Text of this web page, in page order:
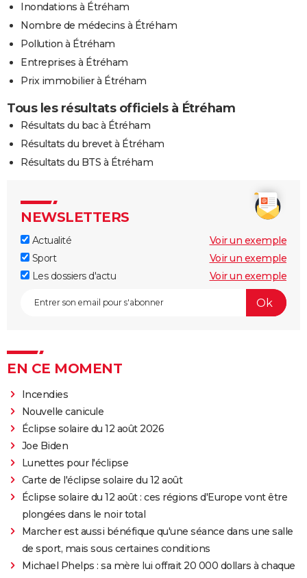
Inondations à Étréham
Nombre de médecins à Étréham
Pollution à Étréham
Entreprises à Étréham
Prix immobilier à Étréham
Tous les résultats officiels à Étréham
Résultats du bac à Étréham
Résultats du brevet à Étréham
Résultats du BTS à Étréham
NEWSLETTERS
Actualité
Voir un exemple
Sport
Voir un exemple
Les dossiers d'actu
Voir un exemple
EN CE MOMENT
Incendies
Nouvelle canicule
Éclipse solaire du 12 août 2026
Joe Biden
Lunettes pour l'éclipse
Carte de l'éclipse solaire du 12 août
Éclipse solaire du 12 août : ces régions d'Europe vont être
plongées dans le noir total
Marcher est aussi bénéfique qu'une séance dans une salle
de sport, mais sous certaines conditions
Michael Phelps : sa mère lui offrait 20 000 dollars à chaque